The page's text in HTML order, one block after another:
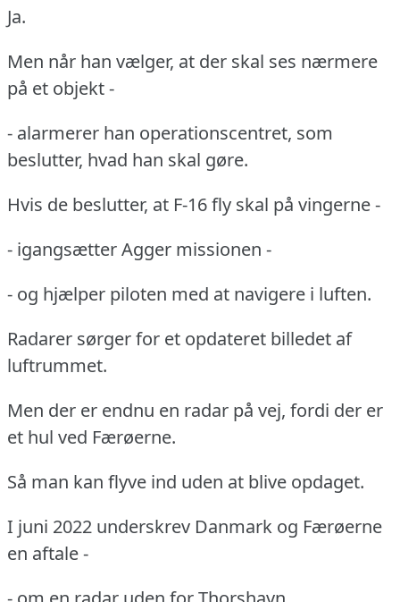
Ja.
Men når han vælger, at der skal ses nærmere
på et objekt -
- alarmerer han operationscentret, som
beslutter, hvad han skal gøre.
Hvis de beslutter, at F-16 fly skal på vingerne -
- igangsætter Agger missionen -
- og hjælper piloten med at navigere i luften.
Radarer sørger for et opdateret billedet af
luftrummet.
Men der er endnu en radar på vej, fordi der er
et hul ved Færøerne.
Så man kan flyve ind uden at blive opdaget.
I juni 2022 underskrev Danmark og Færøerne
en aftale -